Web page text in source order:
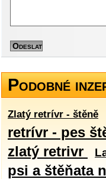
Podobné
Zlatý retrívr - štěně
retrívr - pes
zlatý retrivr
psi a štěňata